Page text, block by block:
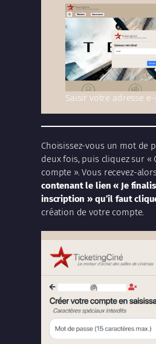
Saisir votre adresse
Choisissez-vous un mot de
deux fois, puis cliquez sur «
compte ». Vous recevez-
contenant le lien « Je
inscription » qu’il faut
création de votre compte.